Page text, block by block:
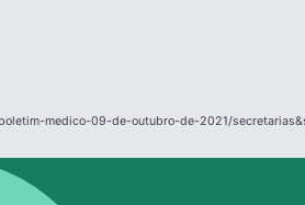
medico-09-de-outubro-de-2021/